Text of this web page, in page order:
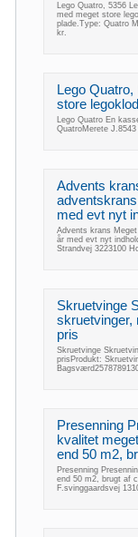
Lego Quatro, 5356
med meget store
plade.Type: Quatro
kr.
Lego
store
Lego Quatro En
QuatroMerete
Advents
med evt nyt
Advents krans
år med evt nyt
Strandvej 3223100
Skruetvinge
skruetvinger,
pris
Skruetvinge
prisProdukt:
Presenning
kvalitet
end 50 m2,
Presenning
end 50 m2, brugt af
F.svinggaardsvej